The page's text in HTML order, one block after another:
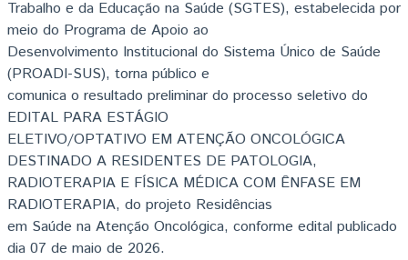
Trabalho e da Educação na Saúde (SGTES), estabelecida por
meio do Programa de Apoio ao
Desenvolvimento Institucional do Sistema Único de Saúde
(PROADI-SUS), torna público e
comunica o resultado preliminar do processo seletivo do
EDITAL PARA ESTÁGIO
ELETIVO/OPTATIVO EM ATENÇÃO ONCOLÓGICA
DESTINADO A RESIDENTES DE PATOLOGIA,
RADIOTERAPIA E FÍSICA MÉDICA COM ÊNFASE EM
RADIOTERAPIA, do projeto Residências
em Saúde na Atenção Oncológica, conforme edital publicado
dia 07 de maio de 2026.